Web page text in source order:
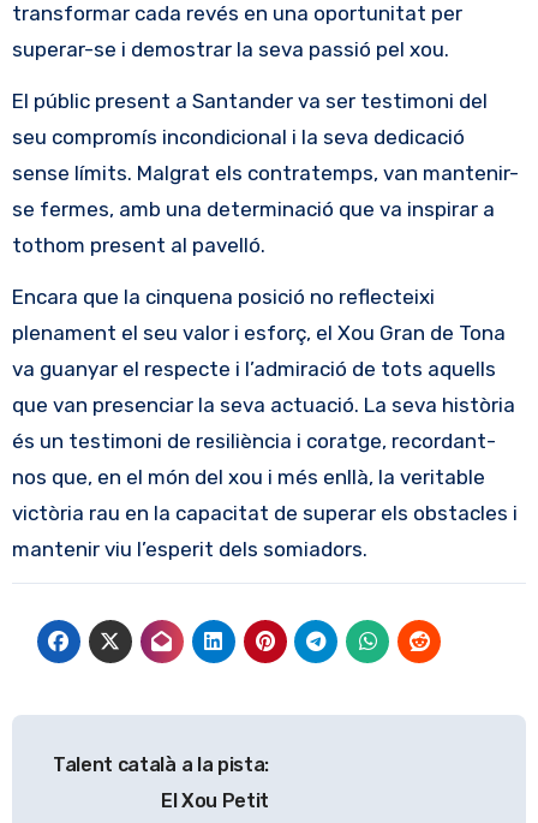
transformar cada revés en una oportunitat per
superar-se i demostrar la seva passió pel xou.
El públic present a Santander va ser testimoni del
seu compromís incondicional i la seva dedicació
sense límits. Malgrat els contratemps, van mantenir-
se fermes, amb una determinació que va inspirar a
tothom present al pavelló.
Encara que la cinquena posició no reflecteixi
plenament el seu valor i esforç, el Xou Gran de Tona
va guanyar el respecte i l’admiració de tots aquells
que van presenciar la seva actuació. La seva història
és un testimoni de resiliència i coratge, recordant-
nos que, en el món del xou i més enllà, la veritable
victòria rau en la capacitat de superar els obstacles i
mantenir viu l’esperit dels somiadors.
Talent català a la pista:
El Xou Petit